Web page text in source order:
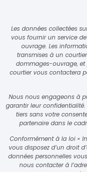
Les données collectées
vous fournir un service
ouvrage. Les
transmises à un
dommages-ouvrage, et
courtier vous contactera
Nous nous engageons à
garantir leur
tiers sans votre
partenaire dans le
Conformément à la loi «
vous disposez d’un droit
données personnelles
nous contacter à